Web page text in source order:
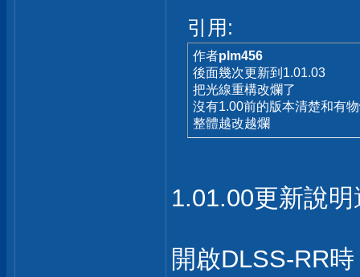
引用:
作者plm456
後面幾次更新到1.01.03
把光線重構改爛了
沒有1.00前的版本清楚和有
整體越改越爛
1.01.00更新說
開啟DLSS-RR